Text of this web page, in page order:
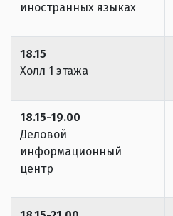
иностранных языках
18.15
Холл 1 этажа
18.15-19.00
Деловой
информационный
центр